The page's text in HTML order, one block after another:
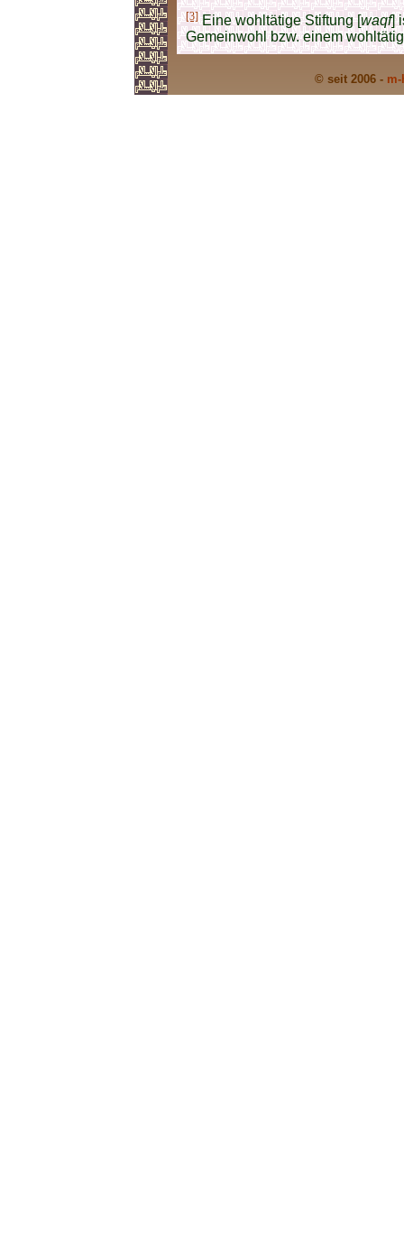
[3]Eine wohltätige Stiftung [waqf]
Gemeinwohl bzw. einem
© seit 2006 -